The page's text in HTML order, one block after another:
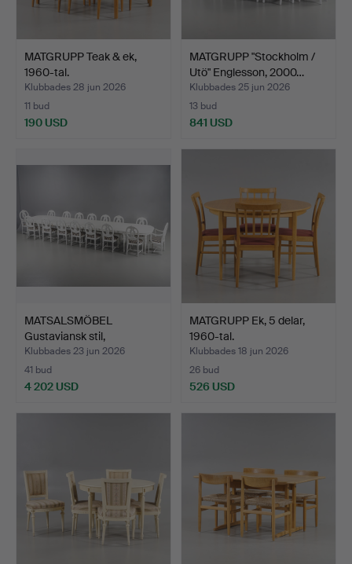
MATGRUPP Teak & ek,
1960-tal.
Klubbades 28 jun 2026
11 bud
190 USD
MATGRUPP "Stockholm /
Utö" Englesson, 2000…
Klubbades 25 jun 2026
13 bud
841 USD
MATSALSMÖBEL
Gustaviansk stil,
Vitlackerat…
Klubbades 23 jun 2026
41 bud
4 202 USD
MATGRUPP Ek, 5 delar,
1960-tal.
Klubbades 18 jun 2026
26 bud
526 USD